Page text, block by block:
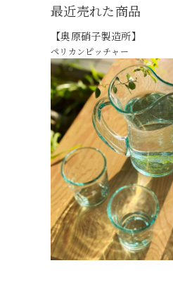
最近売れた商品
【奥原硝子製造所】
ペリカンピッチャー